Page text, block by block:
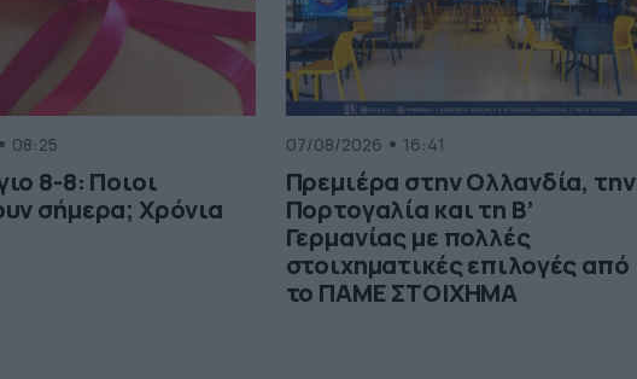
08:25
8-8: Ποιοι
σήμερα; Χρόνια
07/08/2026 16:41
Πρεμιέρα στην Ολλανδία, την
Πορτογαλία και τη Β’
Γερμανίας με πολλές
στοιχηματικές επιλογές από
το ΠΑΜΕ ΣΤΟΙΧΗΜΑ